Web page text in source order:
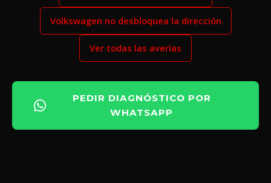
Volkswagen no desbloquea la dirección
Ver todas las averías
PEDIR DIAGNÓSTICO POR
WHATSAPP